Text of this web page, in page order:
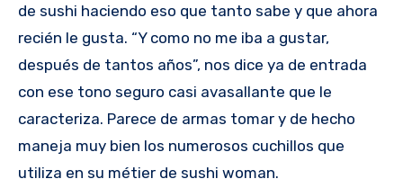
de sushi haciendo eso que tanto sabe y que ahora
recién le gusta. “Y como no me iba a gustar,
después de tantos años”, nos dice ya de entrada
con ese tono seguro casi avasallante que le
caracteriza. Parece de armas tomar y de hecho
maneja muy bien los numerosos cuchillos que
utiliza en su métier de sushi woman.